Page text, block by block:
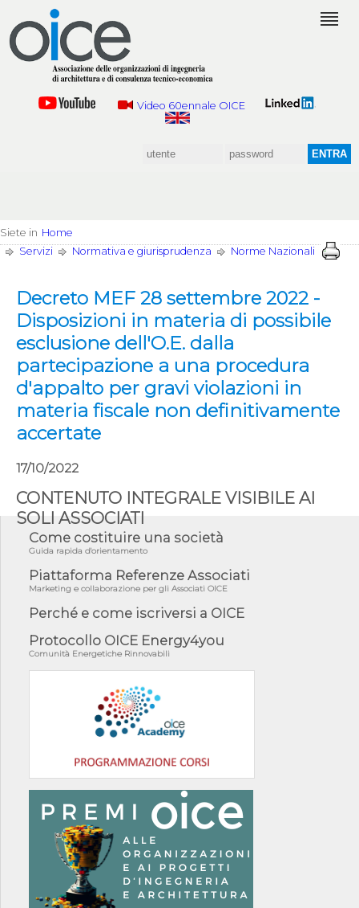
Video 60ennale OICE
Siete in Home
Servizi
Normativa e giurisprudenza Norme Nazionali
Decreto MEF 28 settembre 2022 -
Disposizioni in materia di possibile
esclusione dell'O.E. dalla
partecipazione a una procedura
d'appalto per gravi violazioni in
materia fiscale non definitivamente
accertate
17/10/2022
CONTENUTO INTEGRALE VISIBILE AI
SOLI ASSOCIATI
Come costituire una società
Guida rapida d'orientamento
Piattaforma Referenze Associati
Marketing e collaborazione per gli Associati OICE
Perché e come iscriversi a OICE
Protocollo OICE Energy4you
Comunità Energetiche Rinnovabili